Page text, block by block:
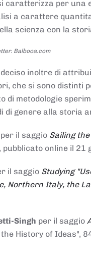
caratterizza per
a carattere
scienza con la
Balbooa.com
inoltre di
che si sono distinti
di metodologie
di genere alla storia
per il saggio Sailing
pubblicato online il
il saggio Studying
Northern Italy, the
Singh per il saggio
History of Ideas",